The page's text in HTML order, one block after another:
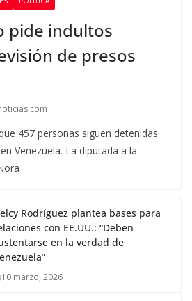
pide indultos
de presos
457 personas siguen detenidas
Venezuela. La diputada a la
Rodríguez plantea bases para
con EE.UU.: “Deben
en la verdad de
10 marzo, 2026